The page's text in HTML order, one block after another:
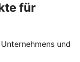
für
und